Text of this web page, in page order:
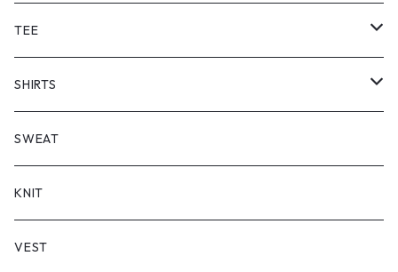
TEE
SHORT SLEEVE
LONG SLEEVE
SHIRTS
SHORT SLEEVE
LONG SLEEVE
SWEAT
KNIT
VEST